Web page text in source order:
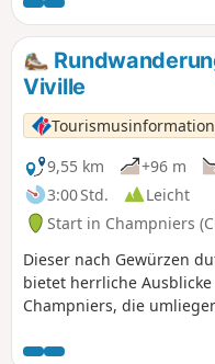
Zwischen Feldern und
Naturlandschaften
Mosaik aus Farben, das
der Jahreszeiten
Auge reicht.
Viville
Tourismusinformation
9,55 km
+96 m
3:00 Std.
Leicht
Start in Champniers
Dieser nach Gewürzen
bietet herrliche Ausblicke
Champniers, die